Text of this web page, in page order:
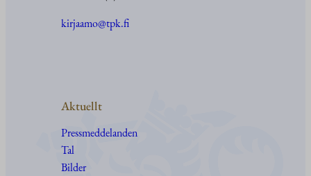
kirjaamo@tpk.fi
Aktuellt
Pressmeddelanden
Tal
Bilder